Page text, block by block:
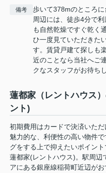
備考
歩いて378mのところに
周辺には、徒歩4分で
も自然乾燥ですぐ乾く
ひ一度見ていただきた
す。賃貸戸建て探しも
近のことなら当社へご
クなスタッフがお待ち
蓮都家（レントハウス
ント)
初期費用はカードで決済いた
魅力的な、利便性の高い物件
グをする上で抑えたいポイン
蓮都家(レントハウス)。駅周辺
アにある銀座線稲荷町近辺が